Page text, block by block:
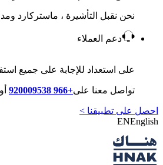
نحن نقبل التأشيرة ، ماستركارد
دعم العملاء
على استعداد للإجابة على جميع
تواصل معنا على+966 920009538 أو
احصل على تطبيقنا >
ENEnglish